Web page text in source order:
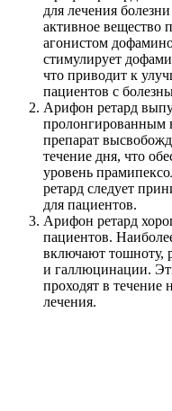
для лечения
активное вещество
агонистом
стимулирует
что приводит к
пациентов с
Арифон ретард
пролонгированным
препарат
течение дня, что
уровень
ретард следует
для пациентов.
Арифон ретард
пациентов.
включают тошноту,
и галлюцинации.
проходят в течение
лечения.